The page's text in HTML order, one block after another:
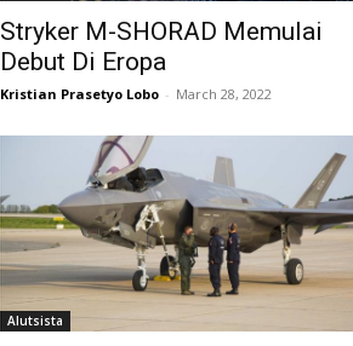
Stryker M-SHORAD Memulai
Debut Di Eropa
Kristian Prasetyo Lobo - March 28, 2022
Alutsista